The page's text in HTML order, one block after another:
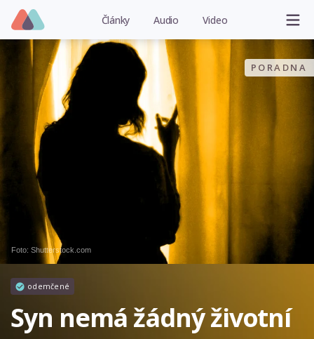
Články Audio Video
PORADNA
Foto: Shutterstock.com
odemčené
Syn nemá žádný životní